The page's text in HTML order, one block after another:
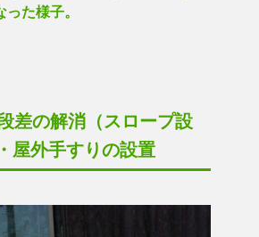
た様子。
差の解消（スロープ設
屋外手すりの設置